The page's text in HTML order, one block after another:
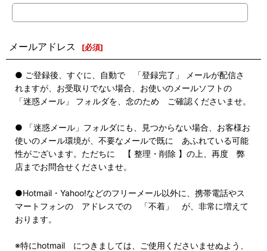
メールアドレス [必須]
● ご登録後、すぐに、自動で 「登録完了」 メールが配信さ
れますが、お受取りでない場合、お使いのメールソフトの
「迷惑メール」 フォルダを、念のため ご確認くださいませ。
● 「迷惑メール」フォルダにも、見つからない場合、お客様お
使いのメール環境が、不要なメールで既に あふれている可能
性がございます。ただちに 【 整理・削除 】の上、再度 弊
店までお問合せくださいませ。
●Hotmail・Yahoo!などのフリーメール以外に、携帯電話やス
マートフォンの アドレスでの 「不着」 が、非常に増えて
おります。
※特にhotmail につきましては、ご使用くださいませぬよう、